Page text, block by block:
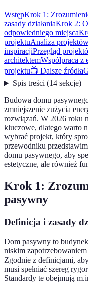
WstępKrok 1:
zasady działaniaKrok 2:
odpowiedniego miejsca
projektuAnaliza
inspiracjiPrzegląd
architektemWspółpraca z
projektu📺 Dalsze źródła
Spis treści(14 sekcje)
Budowa domu
zmniejszenie zużycia
rozwiązań. W 2026 roku
kluczowe, dlatego warto
wybrać projekt, który
przewodniku
domu pasywnego, aby
estetyczne, ale również
Krok 1:
pasywny
Definicja i zasady
Dom pasywny to
niskim
Zgodnie z definicjami,
musi spełniać szereg
Standardy te obejmują